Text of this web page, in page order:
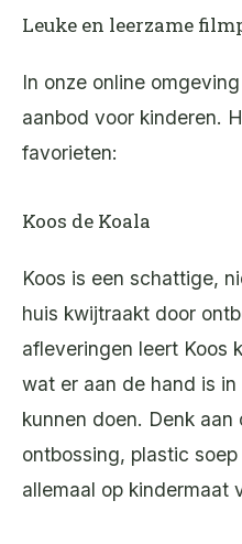
Leuke en leerzame
In onze online
aanbod voor kinderen.
favorieten:
Koos de Koala
Koos is een schattige,
huis kwijtraakt door
afleveringen leert Koos
wat er aan de hand is
kunnen doen. Denk aan
ontbossing, plastic
allemaal op kindermaat